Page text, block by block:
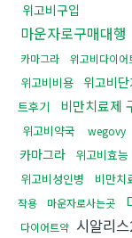
위고비구입
마운자로구매대행
카마그라 위고비다이어
위고비비용 위고비
트후기
비만치료제
위고비약국 wegovy
카마그라 위고비효능
위고비성인병 비만치
작용
마운자로사는곳
다이어트약 시알리